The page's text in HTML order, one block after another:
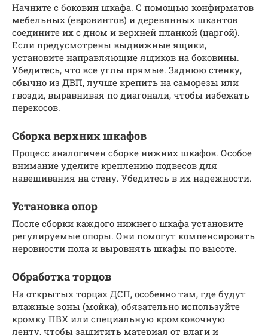
Начните с боковин шкафа. С помощью конфирматов
мебельных (евровинтов) и деревянных шкантов
соедините их с дном и верхней планкой (царгой).
Если предусмотрены выдвижные ящики,
установите направляющие ящиков на боковины.
Убедитесь, что все углы прямые. Заднюю стенку,
обычно из ДВП, лучше крепить на саморезы или
гвозди, выравнивая по диагонали, чтобы избежать
перекосов.
Сборка верхних шкафов
Процесс аналогичен сборке нижних шкафов. Особое
внимание уделите креплению подвесов для
навешивания на стену. Убедитесь в их надежности.
Установка опор
После сборки каждого нижнего шкафа установите
регулируемые опоры. Они помогут компенсировать
неровности пола и выровнять шкафы по высоте.
Обработка торцов
На открытых торцах ДСП, особенно там, где будут
влажные зоны (мойка), обязательно используйте
кромку ПВХ или специальную кромковочную
ленту, чтобы защитить материал от влаги и